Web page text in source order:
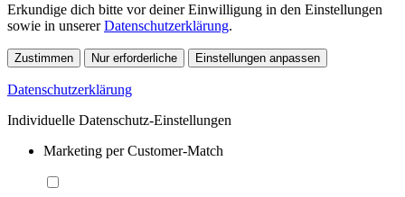
Erkundige dich bitte vor deiner Einwilligung in den Einstellungen
sowie in unsererDatenschutzerklärung.
Zustimmen Nur erforderliche Einstellungen anpassen
Datenschutzerklärung
Individuelle Datenschutz-Einstellungen
Marketing per Customer-Match